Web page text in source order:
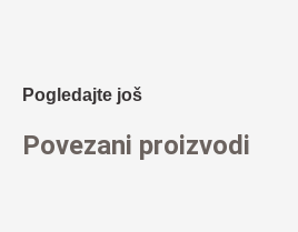
Pogledajte još
Povezani proizvodi